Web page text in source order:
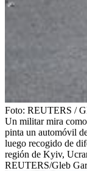
Foto: REUTERS /
Un militar mira
pinta un automóvil
luego recogido de
región de Kyiv,
REUTERS/Gleb